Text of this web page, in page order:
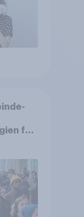
für